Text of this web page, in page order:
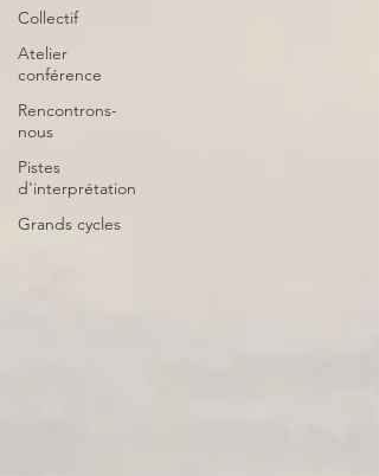
Collectif
Atelier
conférence
Rencontrons-
nous
Pistes
d'interprétation
Grands cycles